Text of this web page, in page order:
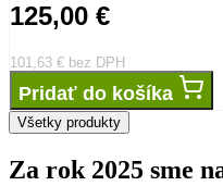
125,00 €
101,63 € bez DPH
Pridať do košíka
Všetky produkty
Za rok 2025 sme